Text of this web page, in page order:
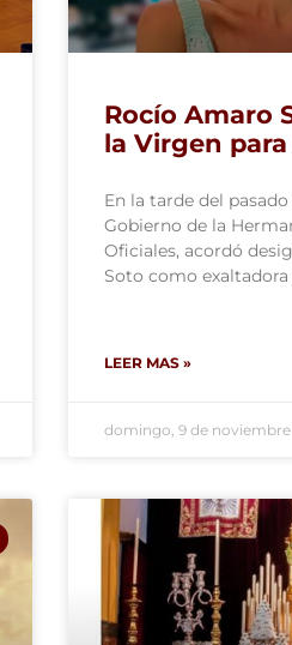
Rocío Amaro
la Virgen
En la tarde del
Gobierno de la
Oficiales, acordó
Soto como exaltadora
LEER MAS »
domingo, 9 de noviembre